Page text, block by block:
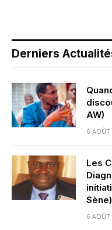
Derniers
AW)
6 AOÛT
Les
Sène)
6 AOÛT